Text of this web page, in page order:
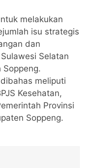
melakukan
isu strategis
dan
Selatan
Soppeng.
meliputi
Kesehatan,
Provinsi
Soppeng.